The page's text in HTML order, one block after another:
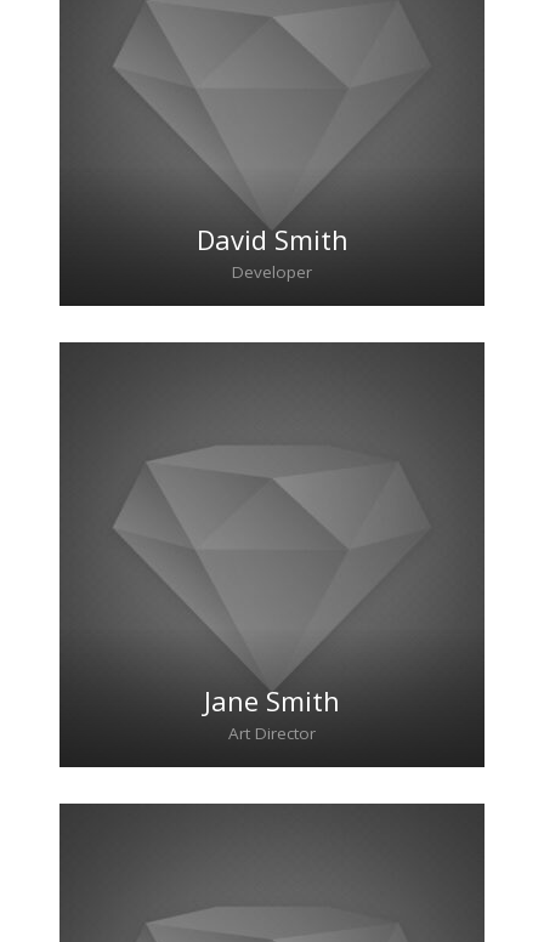
Lorem ipsum dolor sit amet, consectetur
adipiscing elit. Morbi sagittis, sem quis
lacinia faucibus, orci ipsum gravida tortor.
David Smith
Developer
Lorem ipsum dolor sit amet, consectetur
adipiscing elit. Morbi sagittis, sem quis
lacinia faucibus, orci ipsum gravida tortor.
Jane Smith
Art Director